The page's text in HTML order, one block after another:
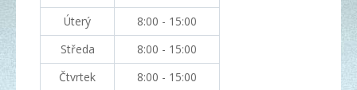
Úterý
8:00 - 15:00
Středa
8:00 - 15:00
Čtvrtek
8:00 - 15:00